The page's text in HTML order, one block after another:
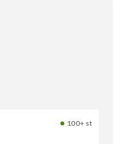
100+ st